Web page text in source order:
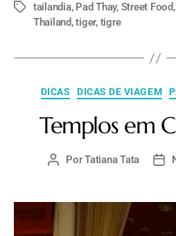
tailandia, Pad Thay, Street Food
Thailand,tiger, tigre
DICAS DICAS DE VIAGEM
Templos em
PorTatiana Tata